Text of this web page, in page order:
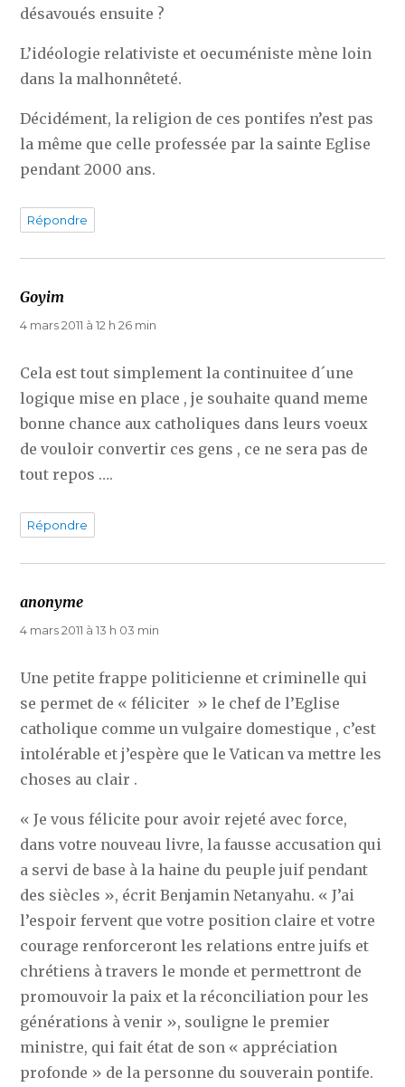
désavoués ensuite ?
L’idéologie relativiste et oecuméniste mène loin
dans la malhonnêteté.
Décidément, la religion de ces pontifes n’est pas
la même que celle professée par la sainte Eglise
pendant 2000 ans.
Répondre
Goyim
4 mars 2011 à 12 h 26 min
Cela est tout simplement la continuitee d´une
logique mise en place , je souhaite quand meme
bonne chance aux catholiques dans leurs voeux
de vouloir convertir ces gens , ce ne sera pas de
tout repos ….
Répondre
anonyme
4 mars 2011 à 13 h 03 min
Une petite frappe politicienne et criminelle qui
se permet de « féliciter » le chef de l’Eglise
catholique comme un vulgaire domestique , c’est
intolérable et j’espère que le Vatican va mettre les
choses au clair .
« Je vous félicite pour avoir rejeté avec force,
dans votre nouveau livre, la fausse accusation qui
a servi de base à la haine du peuple juif pendant
des siècles », écrit Benjamin Netanyahu. « J’ai
l’espoir fervent que votre position claire et votre
courage renforceront les relations entre juifs et
chrétiens à travers le monde et permettront de
promouvoir la paix et la réconciliation pour les
générations à venir », souligne le premier
ministre, qui fait état de son « appréciation
profonde » de la personne du souverain pontife.